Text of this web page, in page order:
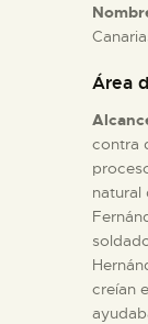
Área
contra
natural
creían